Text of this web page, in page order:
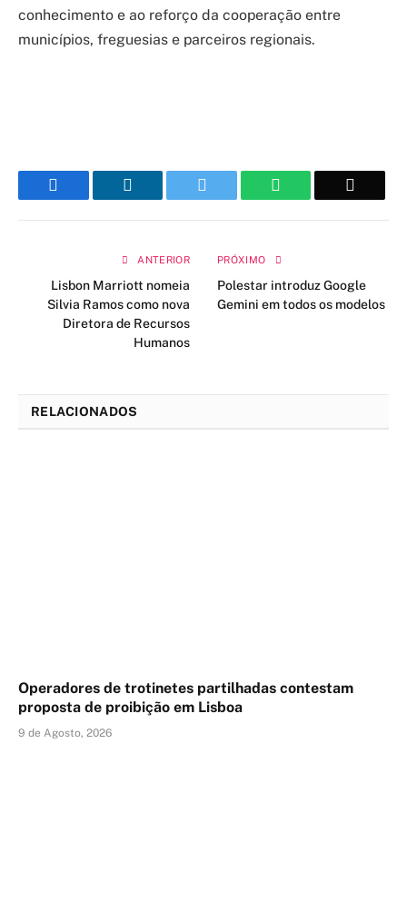
conhecimento e ao reforço da cooperação entre
municípios, freguesias e parceiros regionais.
WhatsApp
ANTERIOR
Lisbon Marriott nomeia
Silvia Ramos como nova
Diretora de Recursos
Humanos
PRÓXIMO
Polestar introduz Google
Gemini em todos os modelos
RELACIONADOS
Operadores de trotinetes partilhadas contestam
proposta de proibição em Lisboa
9 de Agosto, 2026